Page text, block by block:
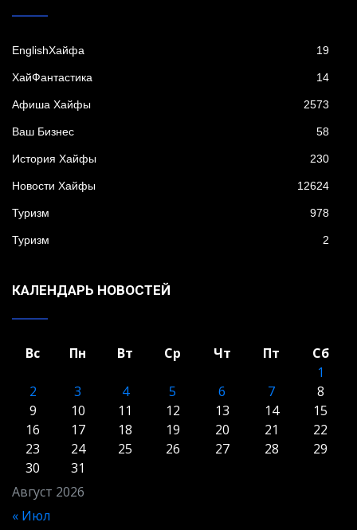
EnglishХайфа 19
XайФантастика 14
Афиша Хайфы 2573
Ваш Бизнес 58
История Хайфы 230
Новости Хайфы 12624
Туризм 978
Туризм 2
КАЛЕНДАРЬ НОВОСТЕЙ
Август 2026
Вс Пн Вт Ср Чт Пт
Сб
1
2
3 4 5 6 7
8
9
10 11 12 13 14
15
16
17 18 19 20 21
22
23
24 25 26 27 28
29
30
31
« Июл